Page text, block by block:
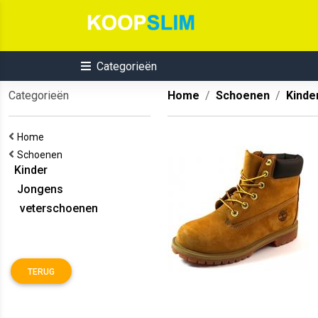
Categorieën
Categorieën
Home
Schoenen
Kinder
Jongens
veterschoenen
TERUG
Home Schoenen